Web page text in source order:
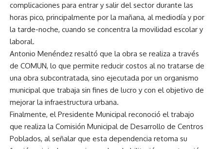
complicaciones para entrar y salir del sector durante las
horas pico, principalmente por la mañana, al mediodía y por
la tarde-noche, cuando se concentra la movilidad escolar y
laboral.
Antonio Menéndez resaltó que la obra se realiza a través
de COMUN, lo que permite reducir costos al no tratarse de
una obra subcontratada, sino ejecutada por un organismo
municipal que trabaja sin fines de lucro y con el objetivo de
mejorar la infraestructura urbana.
Finalmente, el Presidente Municipal reconoció el trabajo
que realiza la Comisión Municipal de Desarrollo de Centros
Poblados, al señalar que esta dependencia retoma su